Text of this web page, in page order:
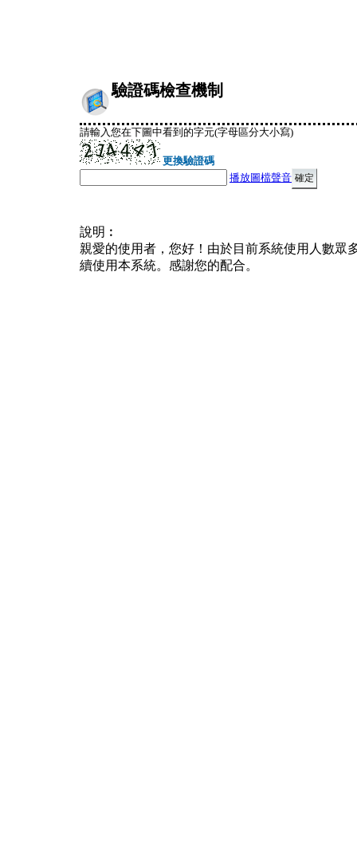
驗證碼檢查機制
請輸入您在下圖中看到的字元(字母區分大小寫)
更換驗證碼
播放圖檔聲音
說明︰
親愛的使用者，您好！由於目前系統使用人數眾
續使用本系統。感謝您的配合。